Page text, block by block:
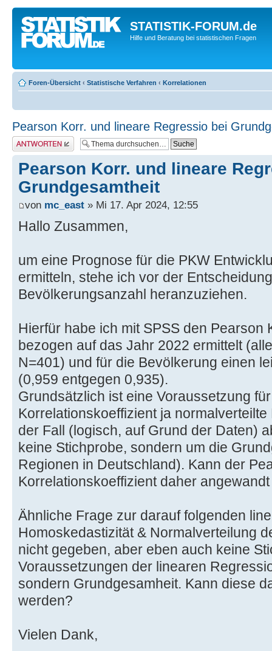
STATISTIK-FORUM.de
Hilfe und Beratung bei statistischen Fragen
Foren-Übersicht ‹ Statistische Verfahren ‹ Korrelationen
Pearson Korr. und lineare Regressio bei
Antwort erstellen
Pearson Korr. und lineare
Grundgesamtheit
von mc_east » Mi 17. Apr 2024, 12:55
Hallo Zusammen,
um eine Prognose für die PKW
ermitteln, stehe ich vor der
Bevölkerungsanzahl heranzuziehen.
Hierfür habe ich mit SPSS den Pearson
bezogen auf das Jahr 2022 ermittelt
N=401) und für die Bevölkerung einen
(0,959 entgegen 0,935).
Grundsätzlich ist eine Voraussetzung
Korrelationskoeffizient ja
der Fall (logisch, auf Grund der Daten)
keine Stichprobe, sondern um die
Regionen in Deutschland). Kann der
Korrelationskoeffizient daher
Ähnliche Frage zur darauf folgenden
Homoskedastizität & Normalverteilung
nicht gegeben, aber eben auch keine
Voraussetzungen der linearen
sondern Grundgesamheit. Kann diese
werden?
Vielen Dank,